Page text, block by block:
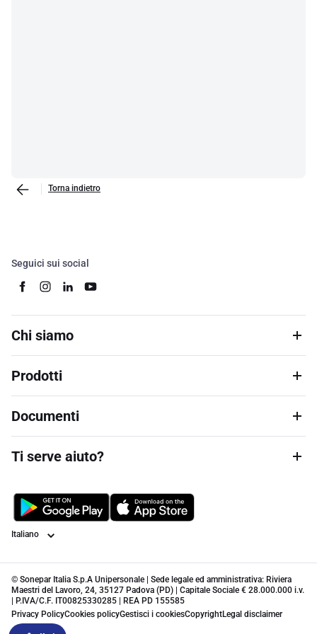
Torna indietro
Seguici sui social
Chi siamo
Prodotti
Documenti
Ti serve aiuto?
Lingua
© Sonepar Italia S.p.A Unipersonale | Sede legale ed amministrativa: Riviera
Maestri del Lavoro, 24, 35127 Padova (PD) | Capitale Sociale € 28.000.000 i.v.
| P.IVA/C.F. IT00825330285 | REA PD 155585
Privacy PolicyCookies policyGestisci i cookiesCopyrightLegal disclaimer